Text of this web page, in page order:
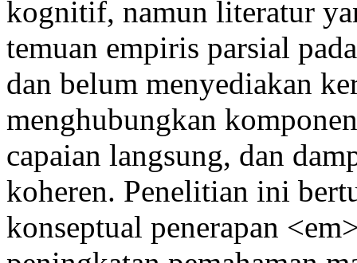
kognitif, namun literatur
temuan empiris parsial
dan belum menyediakan
menghubungkan
capaian langsung, dan
koheren. Penelitian ini
konseptual penerapan